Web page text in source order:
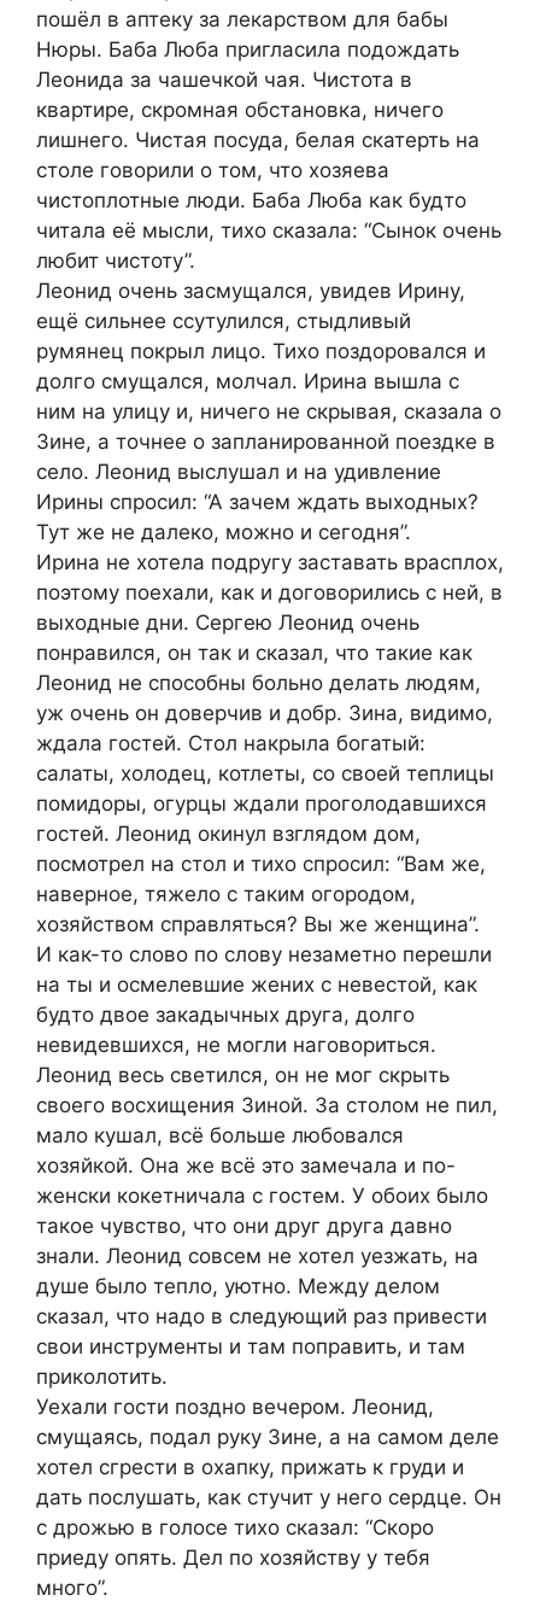
пошёл в аптеку за лекарством для бабы
Нюры. Баба Люба пригласила подождать
Леонида за чашечкой чая. Чистота в
квартире, скромная обстановка, ничего
лишнего. Чистая посуда, белая скатерть на
столе говорили о том, что хозяева
чистоплотные люди. Баба Люба как будто
читала её мысли, тихо сказала: “Сынок очень
любит чистоту”.
Леонид очень засмущался, увидев Ирину,
ещё сильнее ссутулился, стыдливый
румянец покрыл лицо. Тихо поздоровался и
долго смущался, молчал. Ирина вышла с
ним на улицу и, ничего не скрывая, сказала о
Зине, а точнее о запланированной поездке в
село. Леонид выслушал и на удивление
Ирины спросил: “А зачем ждать выходных?
Тут же не далеко, можно и сегодня”.
Ирина не хотела подругу заставать врасплох,
поэтому поехали, как и договорились с ней, в
выходные дни. Сергею Леонид очень
понравился, он так и сказал, что такие как
Леонид не способны больно делать людям,
уж очень он доверчив и добр. Зина, видимо,
ждала гостей. Стол накрыла богатый:
салаты, холодец, котлеты, со своей теплицы
помидоры, огурцы ждали проголодавшихся
гостей. Леонид окинул взглядом дом,
посмотрел на стол и тихо спросил: “Вам же,
наверное, тяжело с таким огородом,
хозяйством справляться? Вы же женщина”.
И как-то слово по слову незаметно перешли
на ты и осмелевшие жених с невестой, как
будто двое закадычных друга, долго
невидевшихся, не могли наговориться.
Леонид весь светился, он не мог скрыть
своего восхищения Зиной. За столом не пил,
мало кушал, всё больше любовался
хозяйкой. Она же всё это замечала и по-
женски кокетничала с гостем. У обоих было
такое чувство, что они друг друга давно
знали. Леонид совсем не хотел уезжать, на
душе было тепло, уютно. Между делом
сказал, что надо в следующий раз привести
свои инструменты и там поправить, и там
приколотить.
Уехали гости поздно вечером. Леонид,
смущаясь, подал руку Зине, а на самом деле
хотел сгрести в охапку, прижать к груди и
дать послушать, как стучит у него сердце. Он
с дрожью в голосе тихо сказал: “Скоро
приеду опять. Дел по хозяйству у тебя
много”.